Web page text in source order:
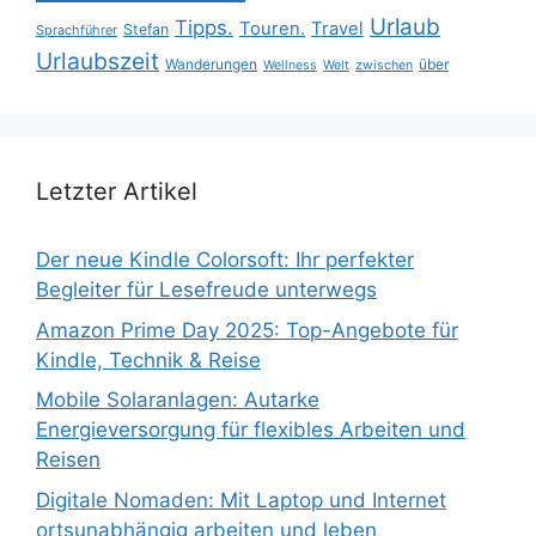
Sprachführer Stefan Tipps. Touren. Travel Urlaub
Urlaubszeit Wanderungen Wellness Welt zwischen über
Letzter Artikel
Der neue Kindle Colorsoft: Ihr perfekter
Begleiter für Lesefreude unterwegs
Amazon Prime Day 2025: Top-Angebote für
Kindle, Technik & Reise
Mobile Solaranlagen: Autarke
Energieversorgung für flexibles Arbeiten und
Reisen
Digitale Nomaden: Mit Laptop und Internet
ortsunabhängig arbeiten und leben